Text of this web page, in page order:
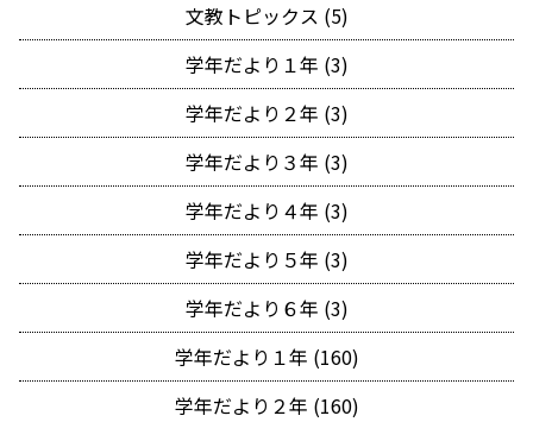
文教トピックス (5)
学年だより１年 (3)
学年だより２年 (3)
学年だより３年 (3)
学年だより４年 (3)
学年だより５年 (3)
学年だより６年 (3)
学年だより１年 (160)
学年だより２年 (160)